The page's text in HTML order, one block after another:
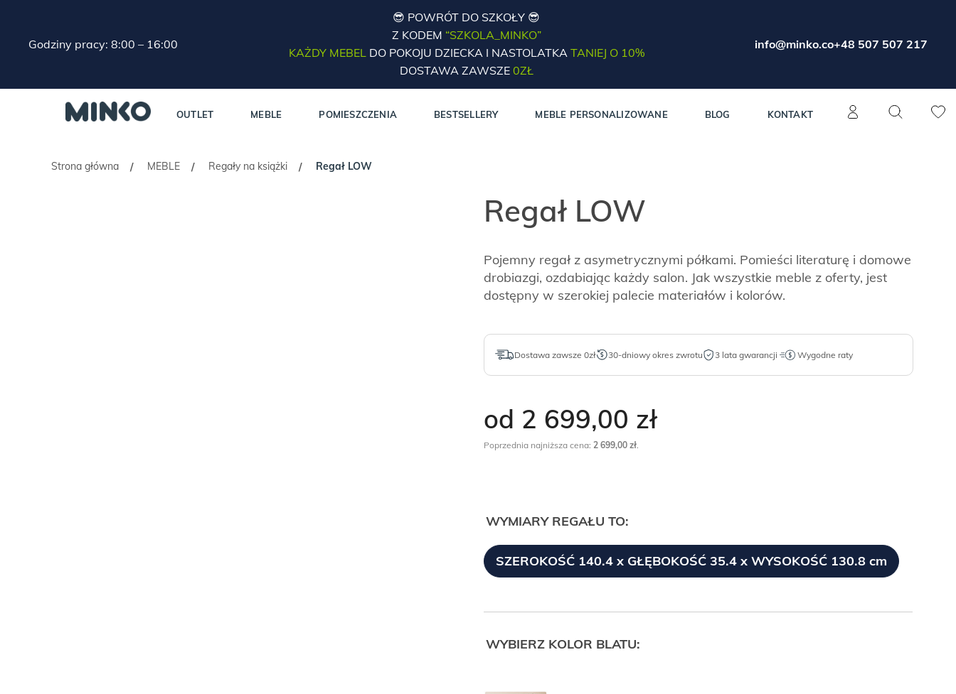
Godziny pracy: 8:00 – 16:00
😎 POWRÓT DO SZKOŁY 😎
Z KODEM “SZKOLA_MINKO”
KAŻDY MEBELDO POKOJU DZIECKA I NASTOLATKATANIEJ O 10%
DOSTAWA ZAWSZE 0ZŁ
info@minko.co+48 507 507 217
OUTLET MEBLE POMIESZCZENIA BESTSELLERY MEBLE PERSONALIZOWANE BLOG KONTAKT
Strona główna / MEBLE / Regały na książki / Regał LOW
Regał LOW
Pojemny regał z asymetrycznymi półkami. Pomieści literaturę i domowe
drobiazgi, ozdabiając każdy salon. Jak wszystkie meble z oferty, jest
dostępny w szerokiej palecie materiałów i kolorów.
Dostawa zawsze 0zł 30-dniowy okres zwrotu 3 lata gwarancji Wygodne raty
od 2 699,00 zł
Poprzednia najniższa cena: 2 699,00 zł.
WYMIARY REGAŁU TO:
SZEROKOŚĆ 140.4 x GŁĘBOKOŚĆ 35.4 x WYSOKOŚĆ 130.8 cm
WYBIERZ KOLOR BLATU: